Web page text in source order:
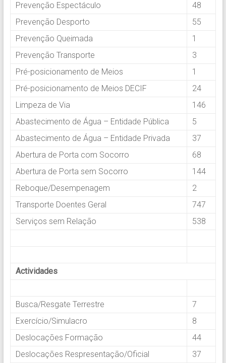
Prevenção Espectáculo
48
Prevenção Desporto
55
Prevenção Queimada
1
Prevenção Transporte
3
Pré-posicionamento de Meios
1
Pré-posicionamento de Meios DECIF
24
Limpeza de Via
146
Abastecimento de Água – Entidade Pública
5
Abastecimento de Água – Entidade Privada
37
Abertura de Porta com Socorro
68
Abertura de Porta sem Socorro
144
Reboque/Desempenagem
2
Transporte Doentes Geral
747
Serviços sem Relação
538
Actividades
Busca/Resgate Terrestre
7
Exercício/Simulacro
8
Deslocações Formação
44
Deslocações Respresentação/Oficial
37